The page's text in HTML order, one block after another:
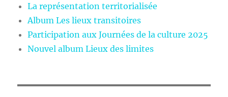
La représentation territorialisée
Album Les lieux transitoires
Participation aux Journées de la culture 2025
Nouvel album Lieux des limites